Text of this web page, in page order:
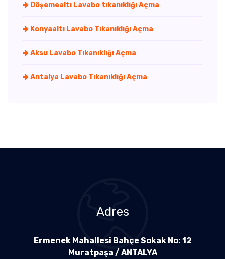
Döşemealtı Lavabo tıkanıklığı Açma
Konyaaltı Lavabo Tıkanıklığı Açma
Aksu Lavabo Tıkanıklığı Açma
Antalya Lavabo Tıkanıklığı Açma
Adres
Ermenek Mahallesi Bahçe Sokak No: 12
Muratpaşa / ANTALYA